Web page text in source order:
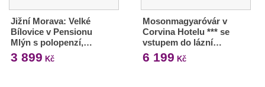
Jižní Morava: Velké
Bílovice v Pensionu
Mlýn s polopenzí,…
3 899 Kč
Mosonmagyaróvár v
Corvina Hotelu *** se
vstupem do lázní…
6 199 Kč